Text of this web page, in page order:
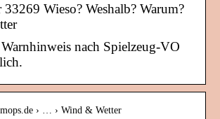
33269 Wieso? Weshalb? Warum?
nach Spielzeug-VO
› … › Wind & Wetter